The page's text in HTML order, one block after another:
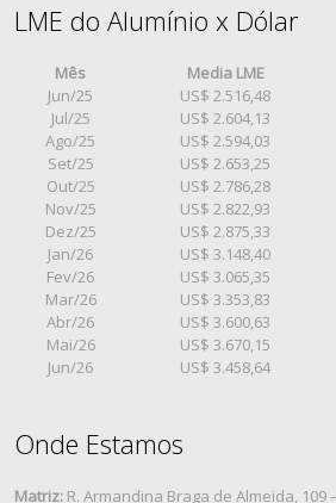
LME do Alumínio x Dólar
Mês Media LME
Jun/25
US$ 2.516,48
Jul/25
US$ 2.604,13
Ago/25
US$ 2.594,03
Set/25
US$ 2.653,25
Out/25
US$ 2.786,28
Nov/25
US$ 2.822,93
Dez/25
US$ 2.875,33
Jan/26
US$ 3.148,40
Fev/26
US$ 3.065,35
Mar/26
US$ 3.353,83
Abr/26
US$ 3.600,63
Mai/26
US$ 3.670,15
Jun/26
US$ 3.458,64
Onde Estamos
Matriz: R. Armandina Braga de Almeida, 109